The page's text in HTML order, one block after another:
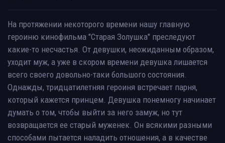
На протяжении некоторого времени нашу главную
героиню кинофильма "Старая Золушка" преследуют
какие-то несчастья. От девушки, неожиданным образом,
уходит муж, а уже в скором времени девушка лишается
всего своего довольно-таки большого состояния.
Однажды, тридцатилетняя героиня встречает парня,
который кажется принцем. Девушка понемногу начинает
думать о том, чтобы выйти за него замуж, но тут
возвращается ее старый муженек. Он всякими разными
способами пытается наладить отношения, а в качестве